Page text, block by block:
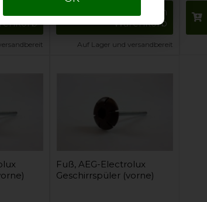
In den
Warenkorb
Auf Lager und versandbereit
Fuß, AEG-Electrolux
Geschirrspüler (vorne)